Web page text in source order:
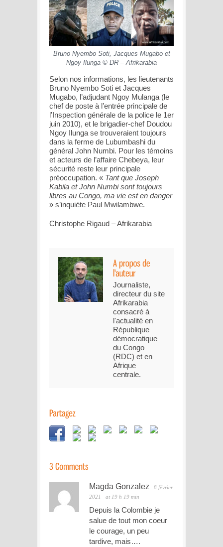
Bruno Nyembo Soti, Jacques Mugabo et
Ngoy Ilunga © DR – Afrikarabia
Selon nos informations, les lieutenants
Bruno Nyembo Soti et Jacques
Mugabo, l’adjudant Ngoy Mulanga (le
chef de poste à l’entrée principale de
l’Inspection générale de la police le 1er
juin 2010), et le brigadier-chef Doudou
Ngoy Ilunga se trouveraient toujours
dans la ferme de Lubumbashi du
général John Numbi. Pour les témoins
et acteurs de l’affaire Chebeya, leur
sécurité reste leur principale
préoccupation. « Tant que Joseph
Kabila et John Numbi sont toujours
libres au Congo, ma vie est en danger
» s’inquiète Paul Mwilambwe.
Christophe Rigaud – Afrikarabia
Journaliste,
directeur du site
Afrikarabia
consacré à
l'actualité en
République
démocratique
du Congo
(RDC) et en
Afrique
centrale.
Magda Gonzalez
8 février
2021
at 19 h 19 min
Depuis la Colombie je
salue de tout mon coeur
le courage, un peu
tardive, mais….